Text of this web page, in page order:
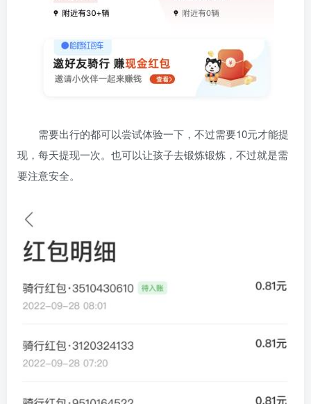
需要出行的都可以尝试体验一下，不过需要10元才能提
现，每天提现一次。也可以让孩子去锻炼锻炼，不过就是需
要注意安全。